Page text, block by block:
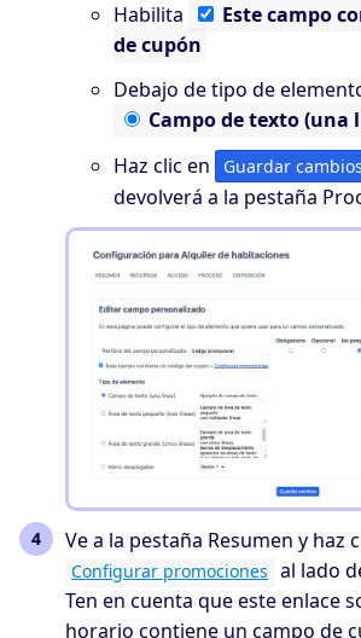
Habilita
Estecampo
de cupón
Debajo de tipo de
Campode texto (una
Haz clic en
Guardar cambios
devolverá a la pestaña
Ve a la pestaña Resumen y haz
Configurar promociones al lado
Ten en cuenta que este enlace
horario contiene un campo de